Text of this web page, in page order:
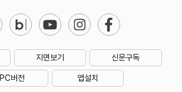
지면보기 신문구독
PC버전 앱설치